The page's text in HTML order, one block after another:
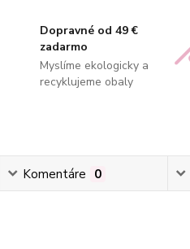
Dopravné od 49 €
zadarmo
Myslíme ekologicky a
recyklujeme obaly
Komentáre 0